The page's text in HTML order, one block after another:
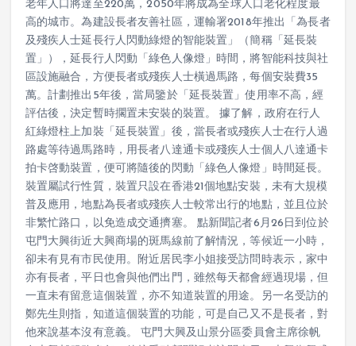
老年人口將達至220萬，2050年將成為全球人口老化程度最
高的城市。為建設長者友善社區，運輸署2018年推出「為長者
及殘疾人士延長行人閃動綠燈的智能裝置」（簡稱「延長裝
置」），延長行人閃動「綠色人像燈」時間，將智能科技與社
區設施融合，方便長者或殘疾人士橫過馬路，每個安裝費35
萬。計劃推出5年後，當局鑒於「延長裝置」使用率不高，經
評估後，決定暫時擱置未安裝的裝置。 據了解，政府在行人
紅綠燈柱上加裝「延長裝置」後，當長者或殘疾人士在行人過
路處等待過馬路時，用長者八達通卡或殘疾人士個人八達通卡
拍卡啓動裝置，便可將隨後的閃動「綠色人像燈」時間延長。
裝置屬試行性質，裝置只設在香港21個地點安裝，未有大規模
普及應用，地點為長者或殘疾人士較常出行的地點，並且位於
非繁忙路口，以免造成交通擠塞。 點新聞記者6月26日到位於
屯門大興街近大興商場的斑馬線前了解情況，等候近一小時，
卻未有見有市民使用。附近居民李小姐接受訪問時表示，家中
亦有長者，平日也會與他們出門，雖然每天都會經過現場，但
一直未有留意這個裝置，亦不知道裝置的用途。另一名受訪的
鄭先生則指，知道這個裝置的功能，可是自己又不是長者，對
他來說基本沒有意義。 屯門大興及山景分區委員會主席徐帆